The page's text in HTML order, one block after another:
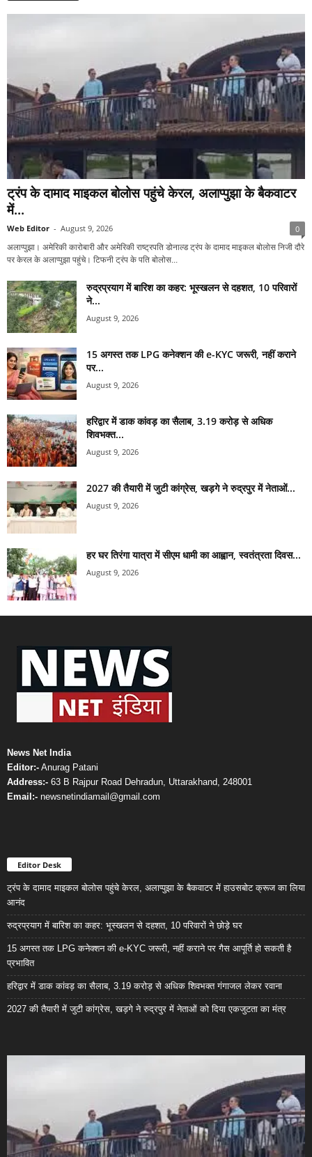
ट्रंप के दामाद माइकल बोलोस पहुंचे केरल, अलाप्पुझा के बैकवाटर
में...
Web Editor - August 9, 2026 0
अलाप्पुझा। अमेरिकी कारोबारी और अमेरिकी राष्ट्रपति डोनाल्ड ट्रंप के दामाद माइकल बोलोस निजी दौरे
पर केरल के अलाप्पुझा पहुंचे। टिफनी ट्रंप के पति बोलोस...
रुद्रप्रयाग में बारिश का कहर: भूस्खलन से दहशत, 10 परिवारों
ने...
August 9, 2026
15 अगस्त तक LPG कनेक्शन की e-KYC जरूरी, नहीं कराने
पर...
August 9, 2026
हरिद्वार में डाक कांवड़ का सैलाब, 3.19 करोड़ से अधिक
शिवभक्त...
August 9, 2026
2027 की तैयारी में जुटी कांग्रेस, खड़गे ने रुद्रपुर में नेताओं...
August 9, 2026
हर घर तिरंगा यात्रा में सीएम धामी का आह्वान, स्वतंत्रता दिवस...
August 9, 2026
News Net India
Editor:- Anurag Patani
Address:- 63 B Rajpur Road Dehradun, Uttarakhand, 248001
Email:- newsnetindiamail@gmail.com
Editor Desk
ट्रंप के दामाद माइकल बोलोस पहुंचे केरल, अलाप्पुझा के बैकवाटर में हाउसबोट क्रूज का लिया
आनंद
रुद्रप्रयाग में बारिश का कहर: भूस्खलन से दहशत, 10 परिवारों ने छोड़े घर
15 अगस्त तक LPG कनेक्शन की e-KYC जरूरी, नहीं कराने पर गैस आपूर्ति हो सकती है
प्रभावित
हरिद्वार में डाक कांवड़ का सैलाब, 3.19 करोड़ से अधिक शिवभक्त गंगाजल लेकर रवाना
2027 की तैयारी में जुटी कांग्रेस, खड़गे ने रुद्रपुर में नेताओं को दिया एकजुटता का मंत्र